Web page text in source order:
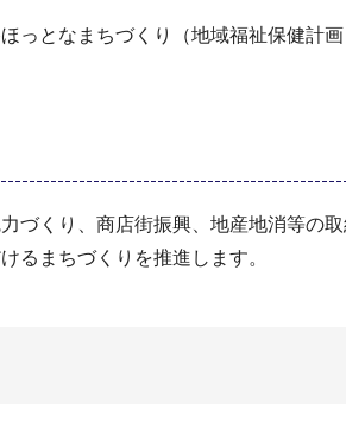
っとなまちづくり（地域福祉保健計
づくり、商店街振興、地産地消等の
るまちづくりを推進します。